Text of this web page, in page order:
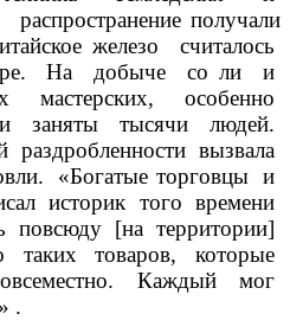
получали
железо считалось
На добыче со­ ли и
мастерских, особенно
заняты тысячи людей.
раздробленности вызвала
«Богатые торговцы и
историк того времени
повсюду [на территории]
таких товаров, которые
Каждый мог
.